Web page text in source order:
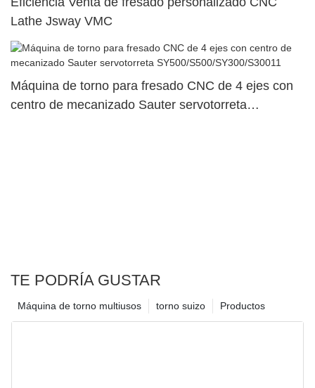
Lathe Jsway VMC
Máquina de torno para fresado CNC de 4 ejes con
centro de mecanizado Sauter servotorreta
TE PODRÍA GUSTAR
Productos
torno suizo
Máquina de torno multiusos